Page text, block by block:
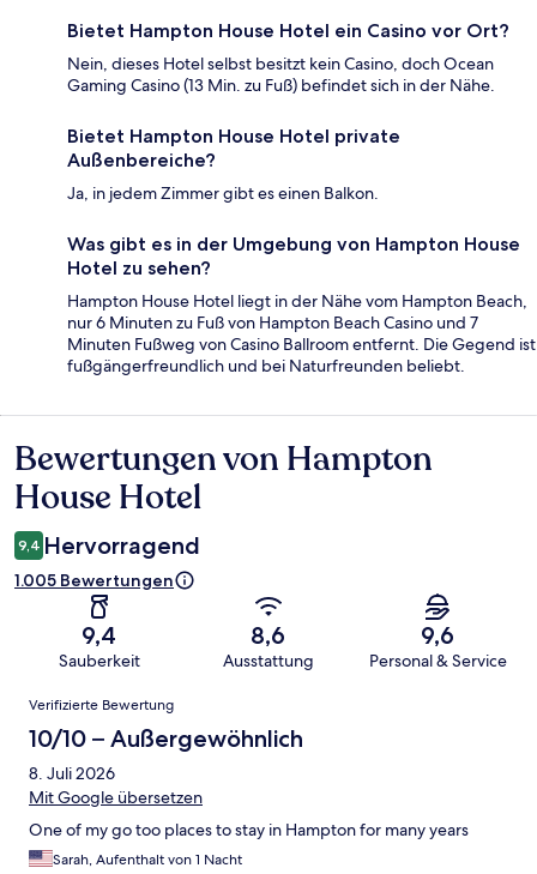
Bietet Hampton House Hotel ein Casino vor Ort?
Nein, dieses Hotel selbst besitzt kein Casino, doch Ocean
Gaming Casino (13 Min. zu Fuß) befindet sich in der Nähe.
Bietet Hampton House Hotel private
Außenbereiche?
Ja, in jedem Zimmer gibt es einen Balkon.
Was gibt es in der Umgebung von Hampton House
Hotel zu sehen?
Hampton House Hotel liegt in der Nähe vom Hampton Beach,
nur 6 Minuten zu Fuß von Hampton Beach Casino und 7
Minuten Fußweg von Casino Ballroom entfernt. Die Gegend ist
fußgängerfreundlich und bei Naturfreunden beliebt.
Bewertungen
Bewertungen von Hampton
House Hotel
9,4 Hervorragend
1.005 Bewertungen
9,4
Sauberkeit
8,6
Ausstattung
9,6
Personal & Service
Bewertungen
Verifizierte Bewertung
10/10 – Außergewöhnlich
8. Juli 2026
Mit Google übersetzen
One of my go too places to stay in Hampton for many years
Sarah, Aufenthalt von 1 Nacht